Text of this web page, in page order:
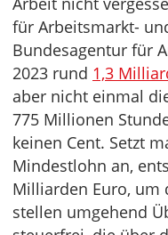
für Arbeitsmarkt-
Bundesagentur für
2023 rund 1,3
aber nicht einmal
775 Millionen
keinen Cent. Setzt
Mindestlohn an,
Milliarden Euro, um
stellen umgehend